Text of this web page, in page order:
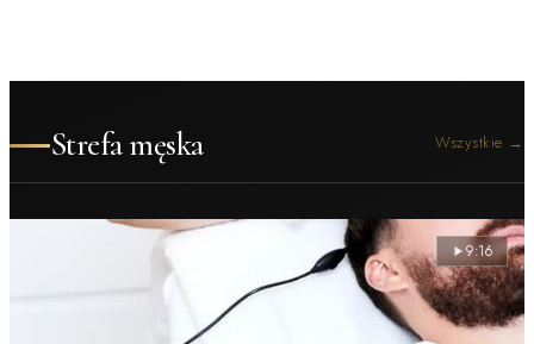
Strefa męska Wszystkie →
9:16